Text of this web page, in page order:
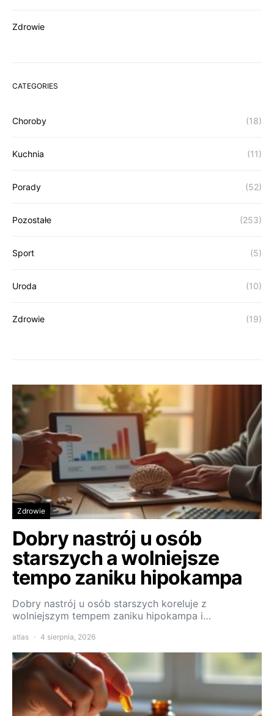
Zdrowie
CATEGORIES
Choroby (18)
Kuchnia (11)
Porady (52)
Pozostałe (253)
Sport (5)
Uroda (10)
Zdrowie (19)
Zdrowie
Dobry nastrój u osób
starszych a wolniejsze
tempo zaniku hipokampa
Dobry nastrój u osób starszych koreluje z
wolniejszym tempem zaniku hipokampa i…
atlas 4 sierpnia, 2026